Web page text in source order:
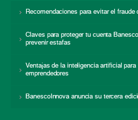
Recomendaciones para evitar el fraude
Claves para proteger tu cuenta
prevenir estafas
Ventajas de la inteligencia artificial para
emprendedores
BanescoInnova anuncia su tercera